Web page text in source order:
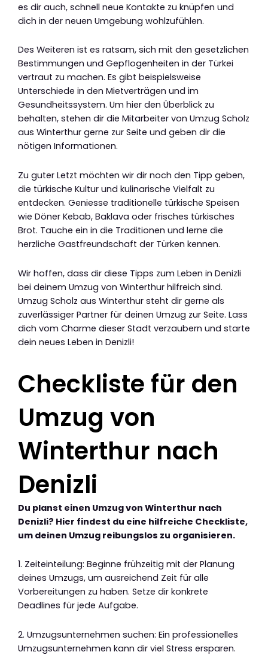
es dir auch, schnell neue Kontakte zu knüpfen und
dich in der neuen Umgebung wohlzufühlen.
Des Weiteren ist es ratsam, sich mit den gesetzlichen
Bestimmungen und Gepflogenheiten in der Türkei
vertraut zu machen. Es gibt beispielsweise
Unterschiede in den Mietverträgen und im
Gesundheitssystem. Um hier den Überblick zu
behalten, stehen dir die Mitarbeiter von Umzug Scholz
aus Winterthur gerne zur Seite und geben dir die
nötigen Informationen.
Zu guter Letzt möchten wir dir noch den Tipp geben,
die türkische Kultur und kulinarische Vielfalt zu
entdecken. Geniesse traditionelle türkische Speisen
wie Döner Kebab, Baklava oder frisches türkisches
Brot. Tauche ein in die Traditionen und lerne die
herzliche Gastfreundschaft der Türken kennen.
Wir hoffen, dass dir diese Tipps zum Leben in Denizli
bei deinem Umzug von Winterthur hilfreich sind.
Umzug Scholz aus Winterthur steht dir gerne als
zuverlässiger Partner für deinen Umzug zur Seite. Lass
dich vom Charme dieser Stadt verzaubern und starte
dein neues Leben in Denizli!
Checkliste für den
Umzug von
Winterthur nach
Denizli
Du planst einen Umzug von Winterthur nach
Denizli? Hier findest du eine hilfreiche Checkliste,
um deinen Umzug reibungslos zu organisieren.
1. Zeiteinteilung: Beginne frühzeitig mit der Planung
deines Umzugs, um ausreichend Zeit für alle
Vorbereitungen zu haben. Setze dir konkrete
Deadlines für jede Aufgabe.
2. Umzugsunternehmen suchen: Ein professionelles
Umzugsunternehmen kann dir viel Stress ersparen.